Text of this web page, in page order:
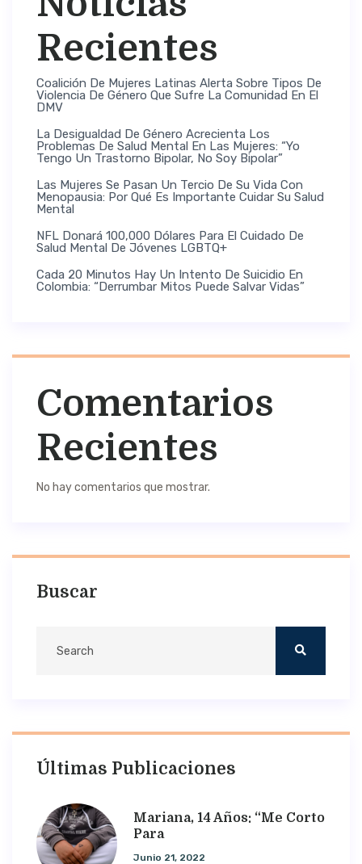
Recientes
Coalición De Mujeres Latinas Alerta Sobre Tipos De
Violencia De Género Que Sufre La Comunidad En El
DMV
La Desigualdad De Género Acrecienta Los
Problemas De Salud Mental En Las Mujeres: “Yo
Tengo Un Trastorno Bipolar, No Soy Bipolar”
Las Mujeres Se Pasan Un Tercio De Su Vida Con
Menopausia: Por Qué Es Importante Cuidar Su Salud
Mental
NFL Donará 100,000 Dólares Para El Cuidado De
Salud Mental De Jóvenes LGBTQ+
Cada 20 Minutos Hay Un Intento De Suicidio En
Colombia: “Derrumbar Mitos Puede Salvar Vidas”
Comentarios
Recientes
No hay comentarios que mostrar.
Buscar
Últimas Publicaciones
Mariana, 14 Años: “Me Corto
Para
Junio 21, 2022